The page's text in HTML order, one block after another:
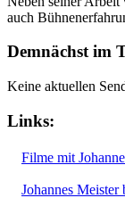
auch
Demnächst im
Keine aktuellen
Links:
Filme mit
Johannes Meister